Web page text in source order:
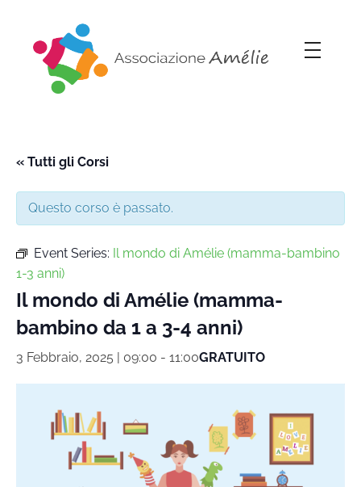
« Tutti gli Corsi
Questo corso è passato.
Event Series: Il mondo di Amélie (mamma-bambino
1-3 anni)
Il mondo di Amélie (mamma-
bambino da 1 a 3-4 anni)
3 Febbraio, 2025 | 09:00 - 11:00GRATUITO